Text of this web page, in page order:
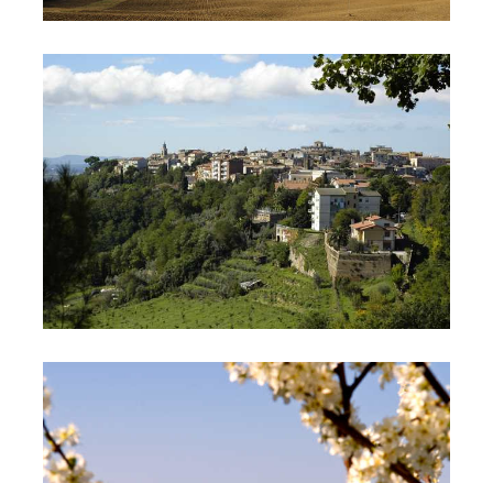
IMG_GALLERIA980657
IMG_GALLERIA855899